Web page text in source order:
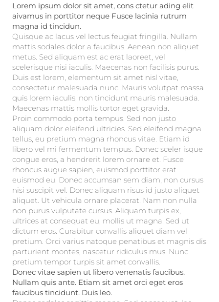
Lorem ipsum dolor sit amet, cons ctetur ading elit
aivamus in porttitor neque Fusce lacinia rutrum
magna id tincidun.
Quisque ac lacus vel lectus feugiat fringilla. Nullam
mattis sodales dolor a faucibus. Aenean non aliquet
metus. Sed aliquam est ac erat laoreet, vel
scelerisque nisi iaculis. Maecenas non facilisis purus.
Duis est lorem, elementum sit amet nisl vitae,
consectetur malesuada nunc. Mauris volutpat massa
quis lorem iaculis, non tincidunt mauris malesuada.
Maecenas mattis mollis tortor eget gravida.
Proin commodo porta tempus. Sed non justo
aliquam dolor eleifend ultricies. Sed eleifend magna
tellus, eu pretium magna rhoncus vitae. Etiam id
libero vel mi fermentum tempus. Donec sceler isque
congue eros, a hendrerit lorem ornare et. Fusce
rhoncus augue sapien, euismod porttitor erat
euismod eu. Donec accumsan sem diam, non cursus
nisi suscipit vel. Donec aliquam risus id justo aliquet
aliquet. Ut vehicula ornare placerat. Nam non nulla
non purus vulputate cursus. Aliquam turpis ex,
ultrices at consequat eu, mollis ut magna. Sed ut
dictum eros. Curabitur convallis aliquet diam vel
pretium. Orci varius natoque penatibus et magnis dis
parturient montes, nascetur ridiculus mus. Nunc
pretium tempor turpis sit amet convallis.
Donec vitae sapien ut libero venenatis faucibus.
Nullam quis ante. Etiam sit amet orci eget eros
faucibus tincidunt. Duis leo.